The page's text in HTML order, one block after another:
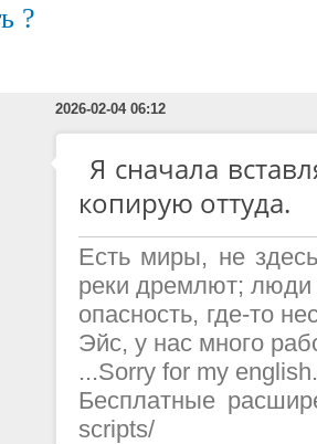
?
2026-02-04 06:12
Я сначала
копирую оттуда.
Есть миры, не
реки дремлют; люди
опасность, где-то
Эйс, у нас много
...Sorry for my
Бесплатные
scripts/